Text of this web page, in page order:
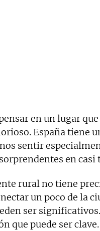
en un lugar
España tiene
sentir
en casi
rural no tiene
un poco de la
ser
que puede ser clave.